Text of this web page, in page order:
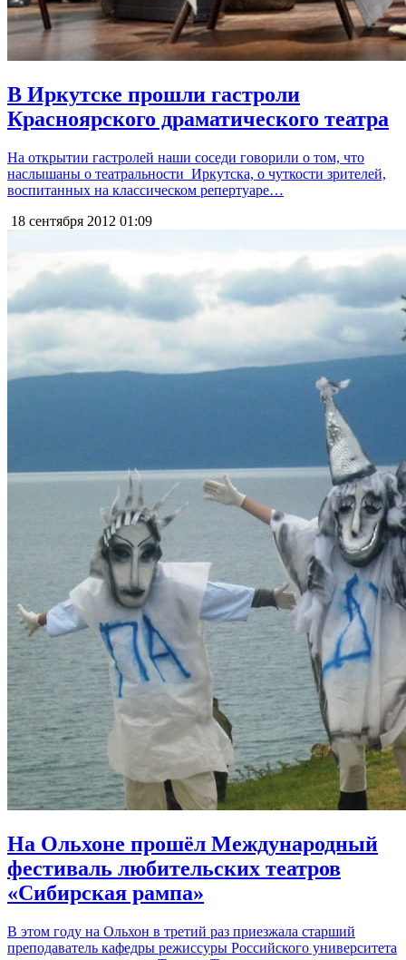
В Иркутске прошли гастроли
Красноярского драматического театра
На открытии гастролей наши соседи говорили о том, что
наслышаны о театральности Иркутска, о чуткости зрителей,
воспитанных на классическом репертуаре…
18 сентября 2012 01:09
На Ольхоне прошёл Международный
фестиваль любительских театров
«Сибирская рампа»
В этом году на Ольхон в третий раз приезжала старший
преподаватель кафедры режиссуры Российского университета